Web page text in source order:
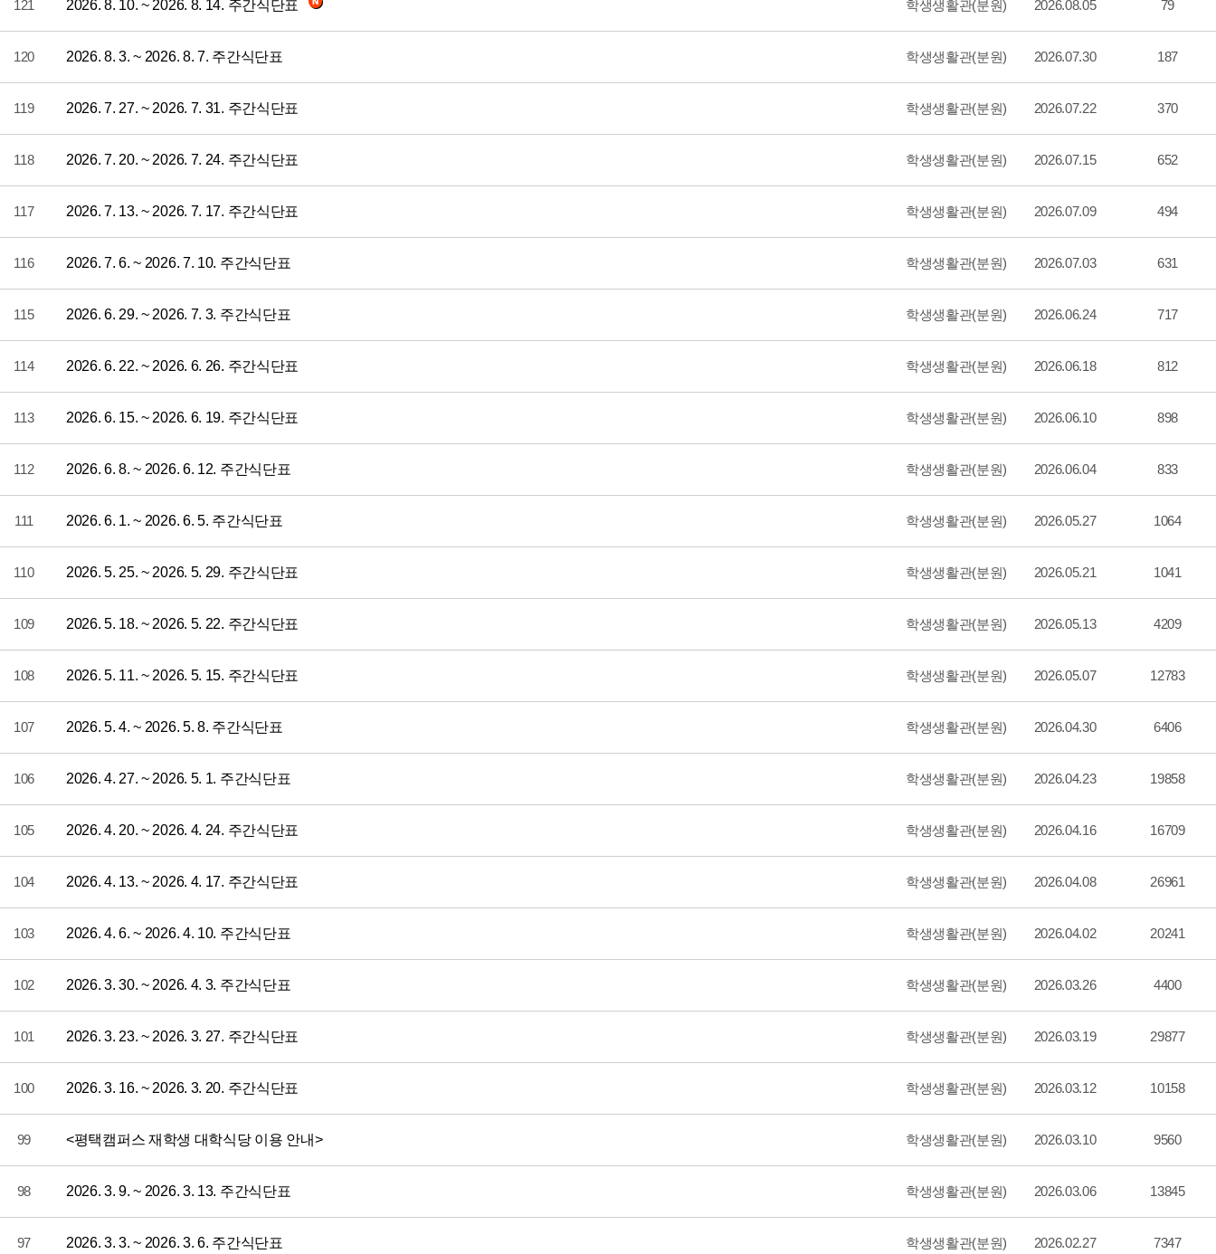
121 2026. 8. 10. ~ 2026. 8. 14. 주간식단표 학생생활관(분원) 2026.08.05 79
120 2026. 8. 3. ~ 2026. 8. 7. 주간식단표 학생생활관(분원) 2026.07.30 187
119 2026. 7. 27. ~ 2026. 7. 31. 주간식단표 학생생활관(분원) 2026.07.22 370
118 2026. 7. 20. ~ 2026. 7. 24. 주간식단표 학생생활관(분원) 2026.07.15 652
117 2026. 7. 13. ~ 2026. 7. 17. 주간식단표 학생생활관(분원) 2026.07.09 494
116 2026. 7. 6. ~ 2026. 7. 10. 주간식단표 학생생활관(분원) 2026.07.03 631
115 2026. 6. 29. ~ 2026. 7. 3. 주간식단표 학생생활관(분원) 2026.06.24 717
114 2026. 6. 22. ~ 2026. 6. 26. 주간식단표 학생생활관(분원) 2026.06.18 812
113 2026. 6. 15. ~ 2026. 6. 19. 주간식단표 학생생활관(분원) 2026.06.10 898
112 2026. 6. 8. ~ 2026. 6. 12. 주간식단표 학생생활관(분원) 2026.06.04 833
111 2026. 6. 1. ~ 2026. 6. 5. 주간식단표 학생생활관(분원) 2026.05.27 1064
110 2026. 5. 25. ~ 2026. 5. 29. 주간식단표 학생생활관(분원) 2026.05.21 1041
109 2026. 5. 18. ~ 2026. 5. 22. 주간식단표 학생생활관(분원) 2026.05.13 4209
108 2026. 5. 11. ~ 2026. 5. 15. 주간식단표 학생생활관(분원) 2026.05.07 12783
107 2026. 5. 4. ~ 2026. 5. 8. 주간식단표 학생생활관(분원) 2026.04.30 6406
106 2026. 4. 27. ~ 2026. 5. 1. 주간식단표 학생생활관(분원) 2026.04.23 19858
105 2026. 4. 20. ~ 2026. 4. 24. 주간식단표 학생생활관(분원) 2026.04.16 16709
104 2026. 4. 13. ~ 2026. 4. 17. 주간식단표 학생생활관(분원) 2026.04.08 26961
103 2026. 4. 6. ~ 2026. 4. 10. 주간식단표 학생생활관(분원) 2026.04.02 20241
102 2026. 3. 30. ~ 2026. 4. 3. 주간식단표 학생생활관(분원) 2026.03.26 4400
101 2026. 3. 23. ~ 2026. 3. 27. 주간식단표 학생생활관(분원) 2026.03.19 29877
100 2026. 3. 16. ~ 2026. 3. 20. 주간식단표 학생생활관(분원) 2026.03.12 10158
99 <평택캠퍼스 재학생 대학식당 이용 안내> 학생생활관(분원) 2026.03.10 9560
98 2026. 3. 9. ~ 2026. 3. 13. 주간식단표 학생생활관(분원) 2026.03.06 13845
97 2026. 3. 3. ~ 2026. 3. 6. 주간식단표 학생생활관(분원) 2026.02.27 7347